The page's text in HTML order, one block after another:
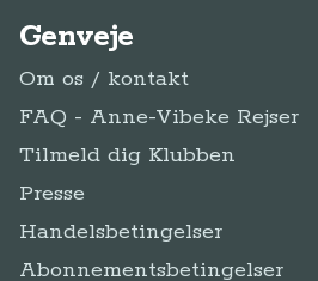
Genveje
Om os / kontakt
FAQ - Anne-Vibeke Rejser
Tilmeld dig Klubben
Presse
Handelsbetingelser
Abonnementsbetingelser